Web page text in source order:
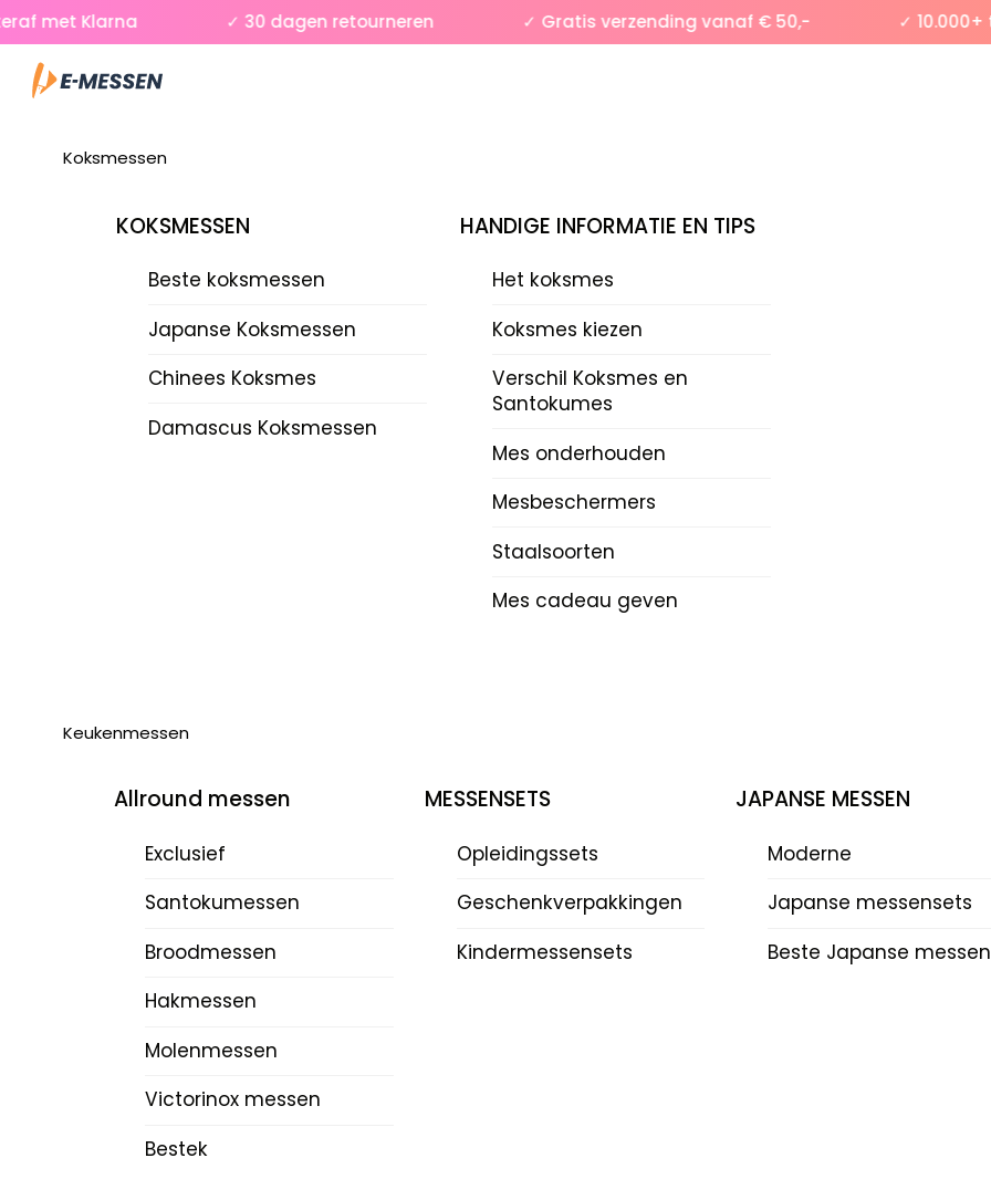
Skip
to
content
met Klarna ✓ 30 dagen retourneren ✓ Gratis verzending vanaf € 50,- ✓ 10.000+
Menu
Koksmessen
KOKSMESSEN
Beste koksmessen
Japanse Koksmessen
Chinees Koksmes
Damascus Koksmessen
HANDIGE INFORMATIE EN TIPS
Het koksmes
Koksmes kiezen
Verschil Koksmes en
Santokumes
Mes onderhouden
Mesbeschermers
Staalsoorten
Mes cadeau geven
Keukenmessen
Allround messen
Exclusief
Santokumessen
Broodmessen
Hakmessen
Molenmessen
Victorinox messen
Bestek
MESSENSETS
Opleidingssets
Geschenkverpakkingen
Kindermessensets
JAPANSE MESSEN
Moderne
Japanse messensets
Beste Japanse messen